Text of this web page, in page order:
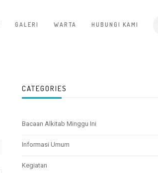
GALERI WARTA HUBUNGI KAMI
CATEGORIES
Bacaan Alkitab Minggu Ini
Informasi Umum
Kegiatan